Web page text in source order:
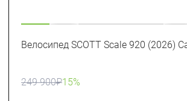
Велосипед SCOTT Scale 920 (2026)
249 900₽15%